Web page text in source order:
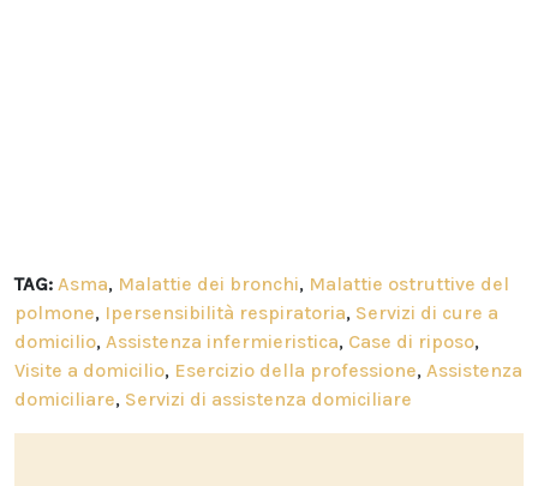
TAG: Asma, Malattie dei bronchi, Malattie ostruttive del
polmone, Ipersensibilità respiratoria, Servizi di cure a
domicilio, Assistenza infermieristica, Case di riposo,
Visite a domicilio, Esercizio della professione, Assistenza
domiciliare, Servizi di assistenza domiciliare